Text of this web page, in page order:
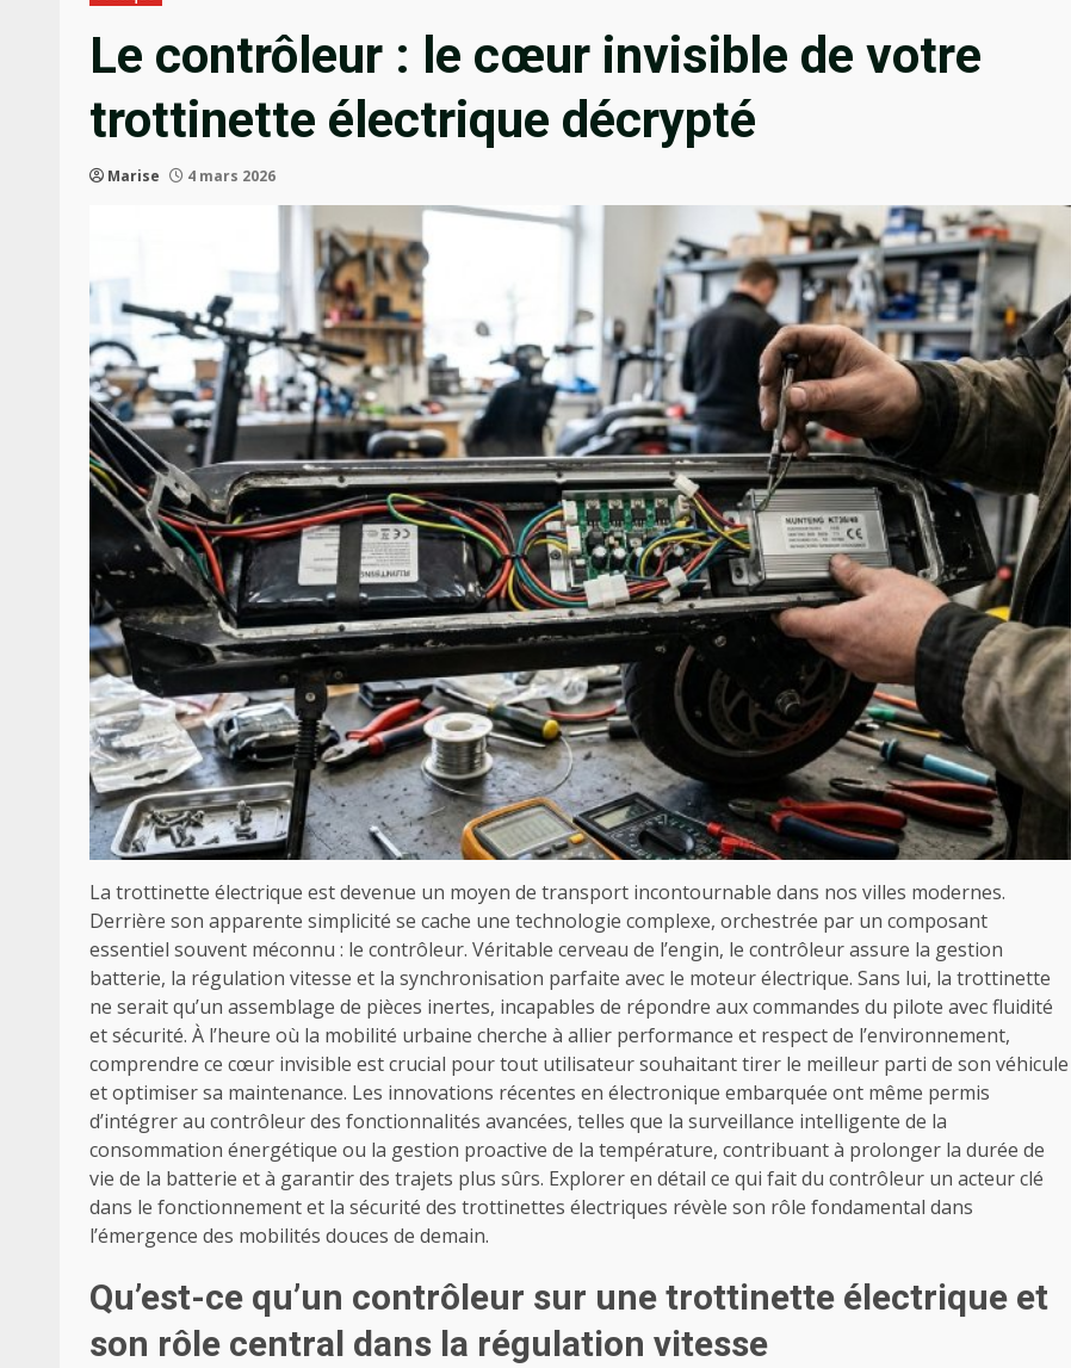
Le contrôleur : le cœur invisible de votre
trottinette électrique décrypté
Marise 4 mars 2026
La trottinette électrique est devenue un moyen de transport incontournable dans nos villes modernes.
Derrière son apparente simplicité se cache une technologie complexe, orchestrée par un composant
essentiel souvent méconnu : le contrôleur. Véritable cerveau de l’engin, le contrôleur assure la gestion
batterie, la régulation vitesse et la synchronisation parfaite avec le moteur électrique. Sans lui, la trottinette
ne serait qu’un assemblage de pièces inertes, incapables de répondre aux commandes du pilote avec fluidité
et sécurité. À l’heure où la mobilité urbaine cherche à allier performance et respect de l’environnement,
comprendre ce cœur invisible est crucial pour tout utilisateur souhaitant tirer le meilleur parti de son véhicule
et optimiser sa maintenance. Les innovations récentes en électronique embarquée ont même permis
d’intégrer au contrôleur des fonctionnalités avancées, telles que la surveillance intelligente de la
consommation énergétique ou la gestion proactive de la température, contribuant à prolonger la durée de
vie de la batterie et à garantir des trajets plus sûrs. Explorer en détail ce qui fait du contrôleur un acteur clé
dans le fonctionnement et la sécurité des trottinettes électriques révèle son rôle fondamental dans
l’émergence des mobilités douces de demain.
Qu’est-ce qu’un contrôleur sur une trottinette électrique et
son rôle central dans la régulation vitesse